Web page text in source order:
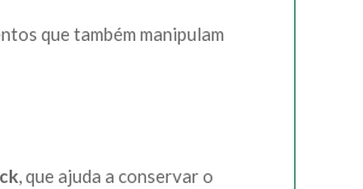
que também manipulam
, que ajuda a conservar o